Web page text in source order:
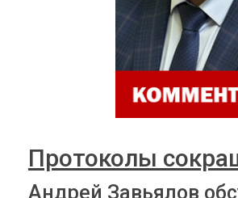
Протоколы
Андрей Завьялов